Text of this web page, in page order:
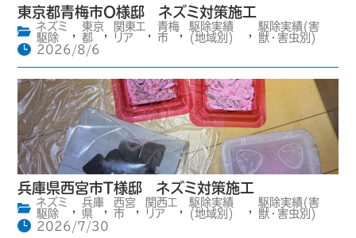
東京都青梅市O様邸 ネズミ対策施工
ネズミ
駆除
東京
都
関東エ
リア
青梅
市
駆除実績
(地域別)
駆除実績(害
獣・害虫別)
2026/8/6
兵庫県西宮市T様邸 ネズミ対策施工
ネズミ
駆除
,
兵庫
県
,
西宮
市
,
関西エ
リア
,
駆除実績
(地域別)
,
駆除実績(害
獣・害虫別)
2026/7/30